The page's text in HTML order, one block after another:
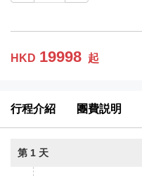
HKD 19998 起
行程介紹 團費説明
第 1 天